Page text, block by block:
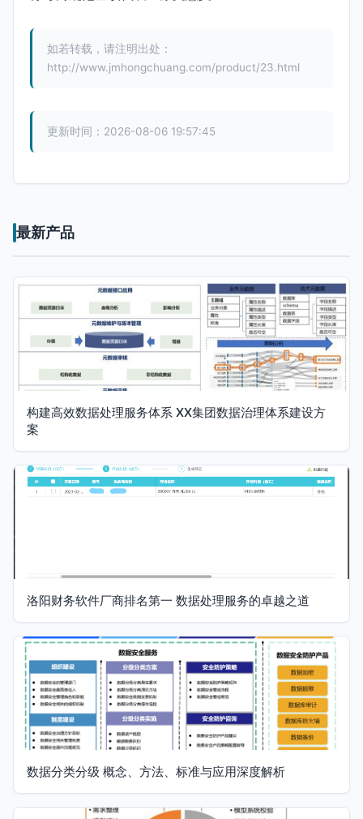
如若转载，请注明出处：
http://www.jmhongchuang.com/product/23.html
更新时间：2026-08-06 19:57:45
最新产品
构建高效数据处理服务体系 XX集团数据治理体系建设方
案
洛阳财务软件厂商排名第一 数据处理服务的卓越之道
数据分类分级 概念、方法、标准与应用深度解析